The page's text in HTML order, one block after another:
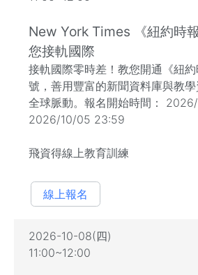
New York Times 《紐約時
您接軌國際
接軌國際零時差！教您開通《紐
號，善用豐富的新聞資料庫與教
全球脈動。報名開始時間：
2026/10/05 23:59
飛資得線上教育訓練
線上報名
2026-10-08(四)
11:00~12:00